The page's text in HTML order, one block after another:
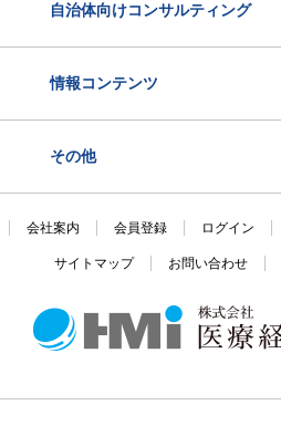
自治体向けコンサルティング
情報コンテンツ
その他
会社案内 会員登録 ログイン
サイトマップ お問い合わせ